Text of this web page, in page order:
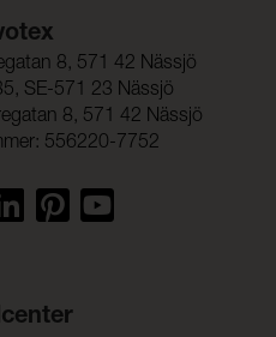
105-E04)
8, 571 42 Nässjö
SE-571 23 Nässjö
8, 571 42 Nässjö
556220-7752